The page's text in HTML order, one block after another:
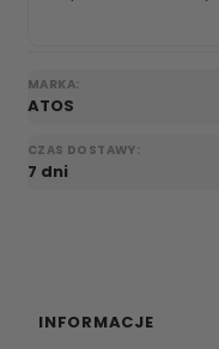
MARKA:
ATOS
CZAS DOSTAWY:
7 dni
INFORMACJE